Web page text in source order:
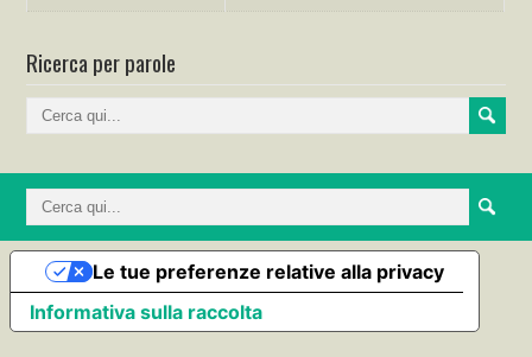
Ricerca per parole
Informativa sulla raccolta
Le tue preferenze relative alla privacy